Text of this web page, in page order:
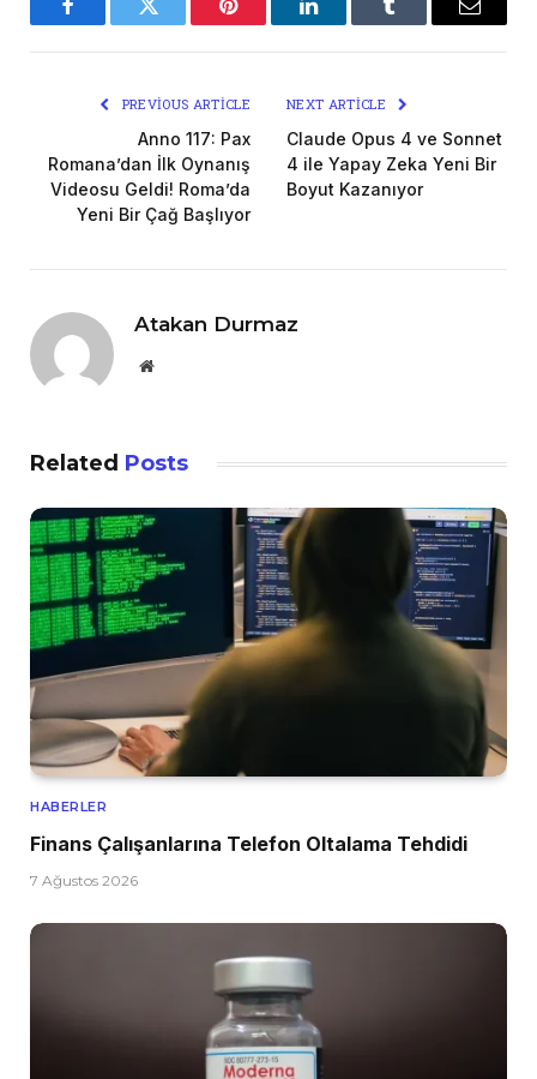
FacebookTwitter Pinterest LinkedInTumblr Email
PREVIOUS ARTICLE
Anno 117: Pax
Romana’dan İlk Oynanış
Videosu Geldi! Roma’da
Yeni Bir Çağ Başlıyor
NEXT ARTICLE
Claude Opus 4 ve Sonnet
4 ile Yapay Zeka Yeni Bir
Boyut Kazanıyor
Atakan Durmaz
Website
Related Posts
HABERLER
Finans Çalışanlarına Telefon Oltalama Tehdidi
7 Ağustos 2026